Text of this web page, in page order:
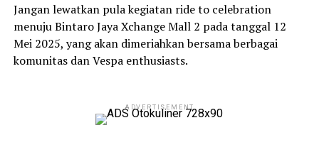
Jangan lewatkan pula kegiatan ride to celebration
menuju Bintaro Jaya Xchange Mall 2 pada tanggal 12
Mei 2025, yang akan dimeriahkan bersama berbagai
komunitas dan Vespa enthusiasts.
ADVERTISEMENT